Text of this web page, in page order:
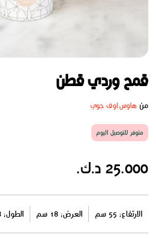
قمح وردي قطن
من هاوس اوف جوي
متوفر للتوصيل اليوم
25.000 د.ك.
الارتفاع: 55 سم العرض: 18 سم الطول: 18 سم